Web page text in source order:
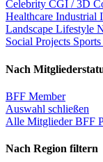
Celebrity CGI / 3D
Healthcare Industrial
Landscape Lifestyle
Social Projects Sports
Nach
BFF Member
Auswahl schließen
Alle MitgliederBFF
Nach Region filtern